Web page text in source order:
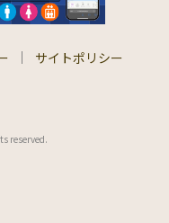
サイトポリシー
reserved.